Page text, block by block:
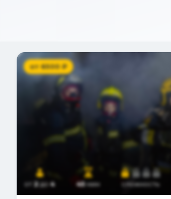
от6500₽
от 2до4 45мин сложность